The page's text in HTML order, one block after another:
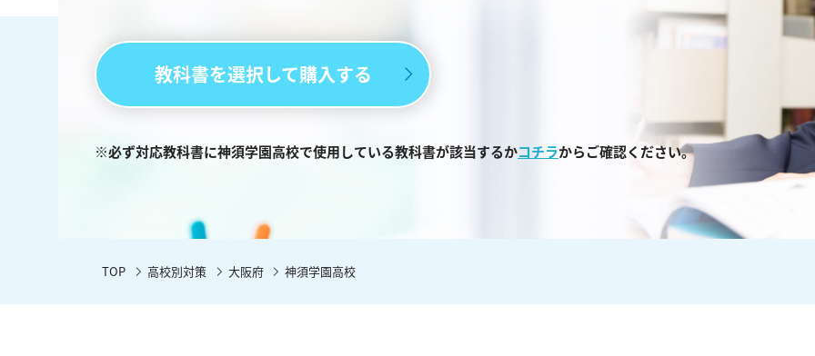
教科書を選択して購入する
※必ず対応教科書に神須学園高校で使用している教科書が該当するかコチラからご確認ください。
TOP 高校別対策 大阪府 神須学園高校